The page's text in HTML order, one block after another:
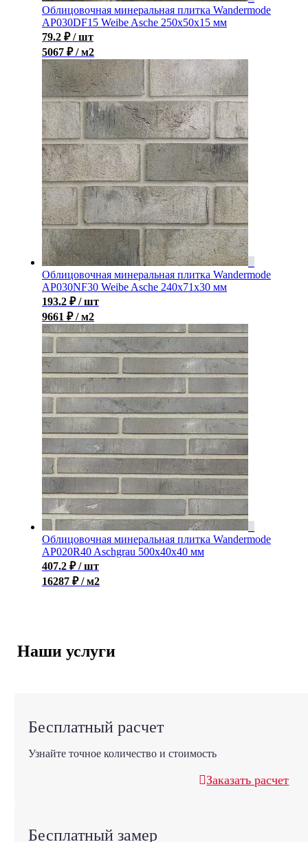
Облицовочная минеральная плитка Wandermode
AP030DF15 Weibe Asche 250x50x15 мм
79.2 ₽ / шт
5067 ₽ / м2
Облицовочная минеральная плитка Wandermode
AP030NF30 Weibe Asche 240x71x30 мм
193.2 ₽ / шт
9661 ₽ / м2
Облицовочная минеральная плитка Wandermode
AP020R40 Aschgrau 500x40x40 мм
407.2 ₽ / шт
16287 ₽ / м2
Наши услуги
Бесплатный расчет
Узнайте точное количество и стоимость
Заказать расчет
Бесплатный замер